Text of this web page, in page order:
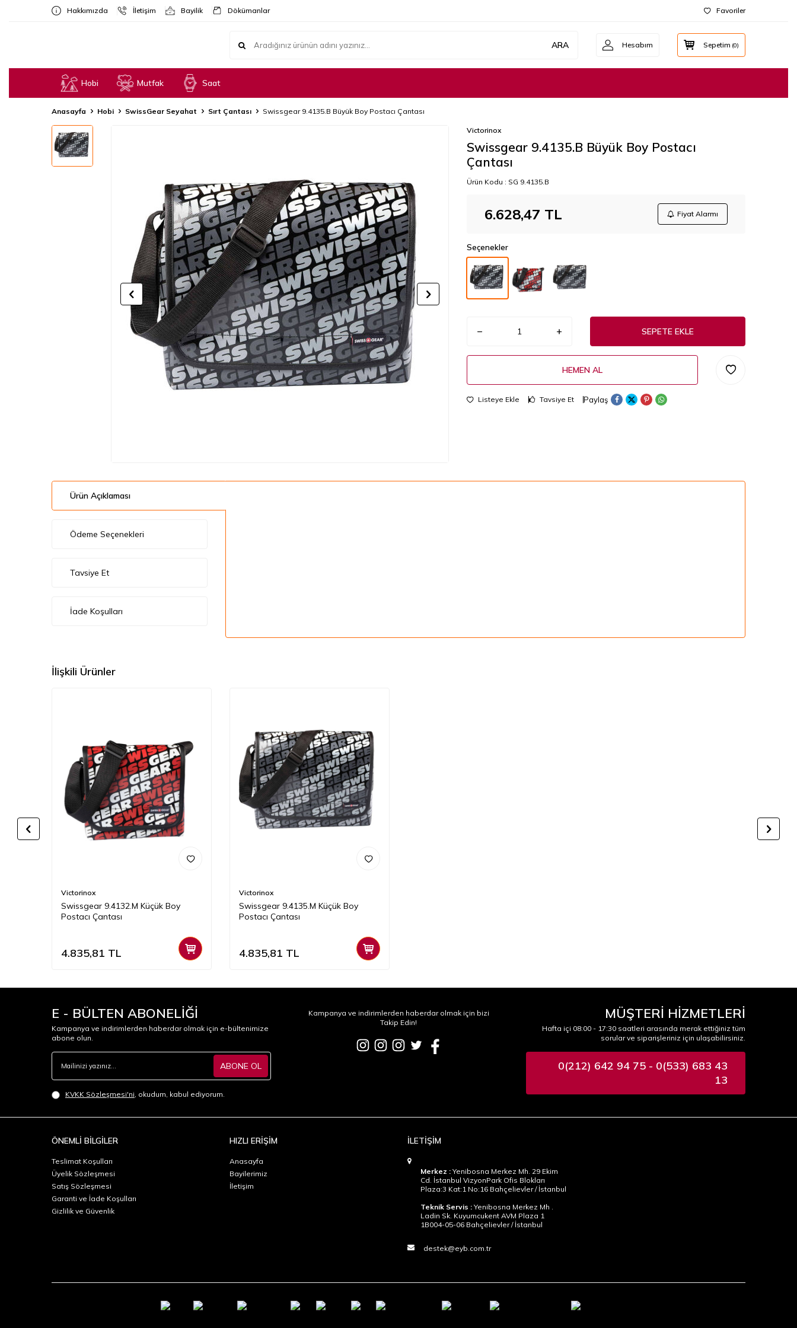
Hakkımızda İletişim Bayilik Dökümanlar Favoriler
ARA Hesabım Sepetim (0)
Hobi Mutfak Saat
Anasayfa Hobi SwissGear Seyahat Sırt Çantası Swissgear 9.4135.B Büyük Boy Postacı Çantası
Victorinox
Swissgear 9.4135.B Büyük Boy Postacı
Çantası
Ürün Kodu : SG 9.4135.B
6.628,47 TL Fiyat Alarmı
Seçenekler
SEPETE EKLE
HEMEN AL
Listeye Ekle Tavsiye Et Paylaş
Ürün Açıklaması
Ödeme Seçenekleri
Tavsiye Et
İade Koşulları
İlişkili Ürünler
Victorinox
Swissgear 9.4132.M Küçük Boy
Postacı Çantası
4.835,81 TL
Victorinox
Swissgear 9.4135.M Küçük Boy
Postacı Çantası
4.835,81 TL
E - BÜLTEN ABONELİĞİ
Kampanya ve indirimlerden haberdar olmak için e-bültenimize
abone olun.
ABONE OL
KVKK Sözleşmesi'ni , okudum, kabul ediyorum.
Kampanya ve indirimlerden haberdar olmak için bizi
Takip Edin!
MÜŞTERİ HİZMETLERİ
Hafta içi 08:00 - 17:30 saatleri arasında merak ettiğiniz tüm
sorular ve siparişleriniz için ulaşabilirsiniz.
0(212) 642 94 75 - 0(533) 683 43
13
ÖNEMLİ BİLGİLER
Teslimat Koşulları
Üyelik Sözleşmesi
Satış Sözleşmesi
Garanti ve İade Koşulları
Gizlilik ve Güvenlik
HIZLI ERİŞİM
Anasayfa
Bayilerimiz
İletişim
İLETİŞİM
Merkez : Yenibosna Merkez Mh. 29 Ekim
Cd. İstanbul VizyonPark Ofis Blokları
Plaza:3 Kat:1 No:16 Bahçelievler / İstanbul
Teknik Servis : Yenibosna Merkez Mh .
Ladin Sk. Kuyumcukent AVM Plaza 1
1B004-05-06 Bahçelievler / İstanbul
destek@eyb.com.tr